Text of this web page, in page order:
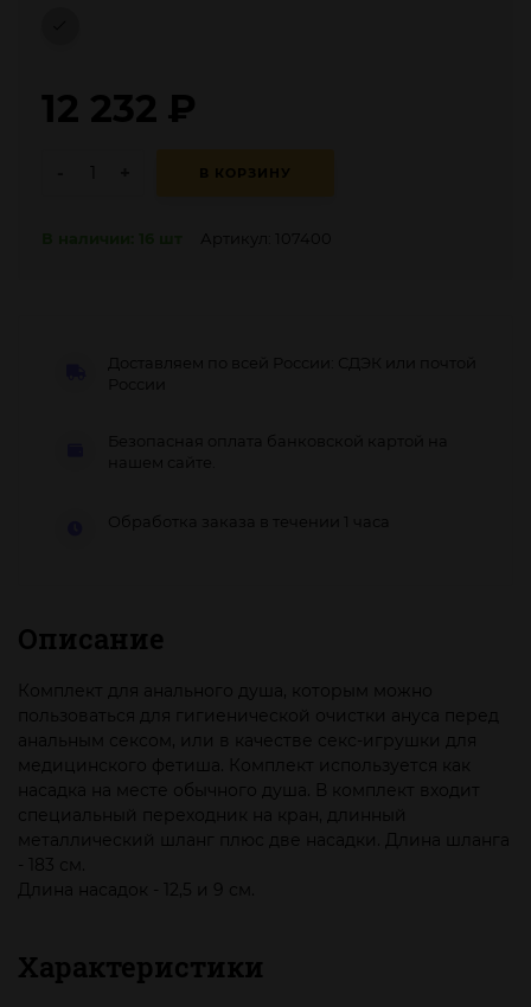
12 232 ₽
В КОРЗИНУ
Артикул: 107400
Доставляем по всей России: СДЭК или почтой
Безопасная оплата банковской картой на
нашем сайте.
Обработка заказа в течении 1 часа
Описание
Комплект для анального душа, которым можно
пользоваться для гигиенической очистки ануса перед
анальным сексом, или в качестве секс-игрушки для
медицинского фетиша. Комплект используется как
насадка на месте обычного душа. В комплект входит
специальный переходник на кран, длинный
металлический шланг плюс две насадки. Длина шланга
- 183 см.
Длина насадок - 12,5 и 9 см.
Характеристики